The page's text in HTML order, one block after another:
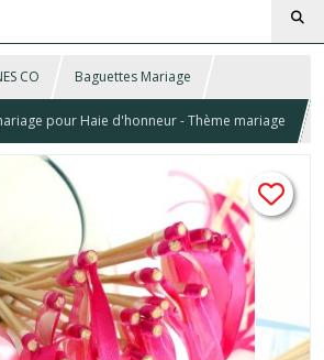
CO Baguettes Mariage
pour Haie d'honneur - Thème mariage